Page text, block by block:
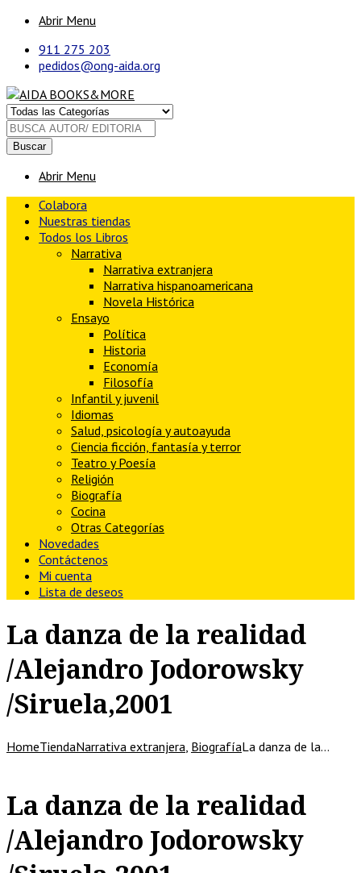
Abrir Menu
911 275 203
pedidos@ong-aida.org
Buscar
Abrir Menu
Colabora
Nuestras tiendas
Todos los Libros
Narrativa
Narrativa extranjera
Narrativa hispanoamericana
Novela Histórica
Ensayo
Política
Historia
Economía
Filosofía
Infantil y juvenil
Idiomas
Salud, psicología y autoayuda
Ciencia ficción, fantasía y terror
Teatro y Poesía
Religión
Biografía
Cocina
Otras Categorías
Novedades
Contáctenos
Mi cuenta
Lista de deseos
La danza de la realidad
/Alejandro Jodorowsky
/Siruela,2001
HomeTiendaNarrativa extranjera BiografíaLa danza de la…
La danza de la realidad
/Alejandro Jodorowsky